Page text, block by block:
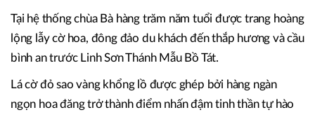
Tại hệ thống chùa Bà hàng trăm năm tuổi được trang hoàng
lộng lẫy cờ hoa, đông đảo du khách đến thắp hương và cầu
bình an trước Linh Sơn Thánh Mẫu Bồ Tát.
Lá cờ đỏ sao vàng khổng lồ được ghép bởi hàng ngàn
ngọn hoa đăng trở thành điểm nhấn đậm tinh thần tự hào